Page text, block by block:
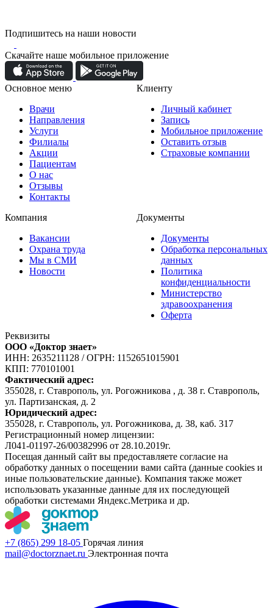
Подпишитесь на наши новости
Скачайте наше мобильное приложение
Основное меню
Врачи
Направления
Услуги
Филиалы
Акции
Пациентам
О нас
Отзывы
Контакты
Клиенту
Личный кабинет
Запись
Мобильное приложение
Оставить отзыв
Страховые компании
Компания
Вакансии
Охрана труда
Мы в СМИ
Новости
Документы
Документы
Обработка персональных
данных
Политика
конфиденциальности
Министерство
здравоохранения
Оферта
Реквизиты
ООО «Доктор знает»
ИНН: 2635211128 /ОГРН: 1152651015901
КПП: 770101001
Фактический адрес:
355028, г. Ставрополь, ул. Рогожникова , д. 38 г. Ставрополь,
ул. Партизанская, д. 2
Юридический адрес:
355028, г. Ставрополь, ул. Рогожникова, д. 38, каб. 317
Регистрационный номер лицензии:
Л041-01197-26/00382996 от 28.10.2019г.
Посещая данный сайт вы предоставляете согласие на
обработку данных о посещении вами сайта (данные cookies и
иные пользовательские данные). Компания также может
использовать указанные данные для их последующей
обработки системами Яндекс.Метрика и др.
+7 (865) 299 18-05 Горячая линия
mail@doctorznaet.ru Электронная почта